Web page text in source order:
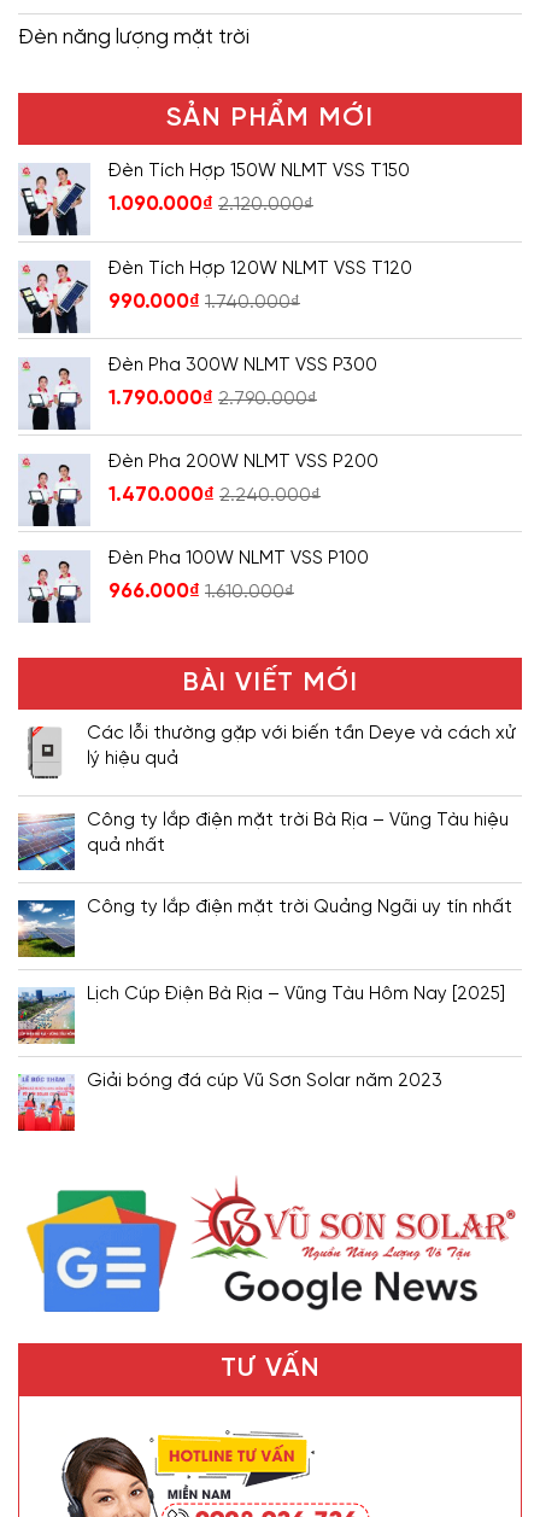
Đèn năng lượng mặt trời
SẢN PHẨM MỚI
Đèn Tích Hợp 150W NLMT VSS T150
1.090.000₫ 2.120.000₫
Đèn Tích Hợp 120W NLMT VSS T120
990.000₫ 1.740.000₫
Đèn Pha 300W NLMT VSS P300
1.790.000₫ 2.790.000₫
Đèn Pha 200W NLMT VSS P200
1.470.000₫ 2.240.000₫
Đèn Pha 100W NLMT VSS P100
966.000₫ 1.610.000₫
BÀI VIẾT MỚI
Các lỗi thường gặp với biến tần Deye và cách xử
lý hiệu quả
Công ty lắp điện mặt trời Bà Rịa – Vũng Tàu hiệu
quả nhất
Công ty lắp điện mặt trời Quảng Ngãi uy tín nhất
Lịch Cúp Điện Bà Rịa – Vũng Tàu Hôm Nay [2025]
Giải bóng đá cúp Vũ Sơn Solar năm 2023
TƯ VẤN